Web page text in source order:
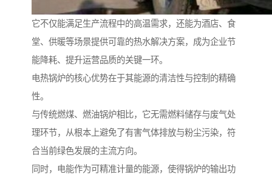
它不仅能满足生产流程中的高温需求，还能为酒店、食
堂、供暖等场景提供可靠的热水解决方案，成为企业节
能降耗、提升运营品质的关键一环。
电热锅炉的核心优势在于其能源的清洁性与控制的精确
性。
与传统燃煤、燃油锅炉相比，它无需燃料储存与废气处
理环节，从根本上避免了有害气体排放与粉尘污染，符
合当前绿色发展的主流方向。
同时，电能作为可精准计量的能源，使得锅炉的输出功